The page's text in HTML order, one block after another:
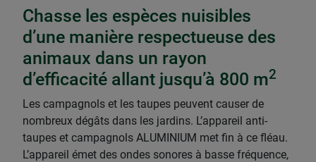
Chasse les espèces nuisibles
d’une manière respectueuse des
animaux dans un rayon
d’efficacité allant jusqu’à 800 m2
Les campagnols et les taupes peuvent causer de
nombreux dégâts dans les jardins. L’appareil anti-
taupes et campagnols ALUMINIUM met fin à ce fléau.
L’appareil émet des ondes sonores à basse fréquence,